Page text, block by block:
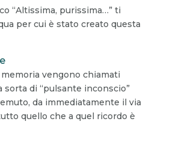
“Altissima, purissima…” ti
per cui è stato creato questa
vengono chiamati
sorta di “pulsante inconscio”
da immediatamente il via
quello che a quel ricordo è